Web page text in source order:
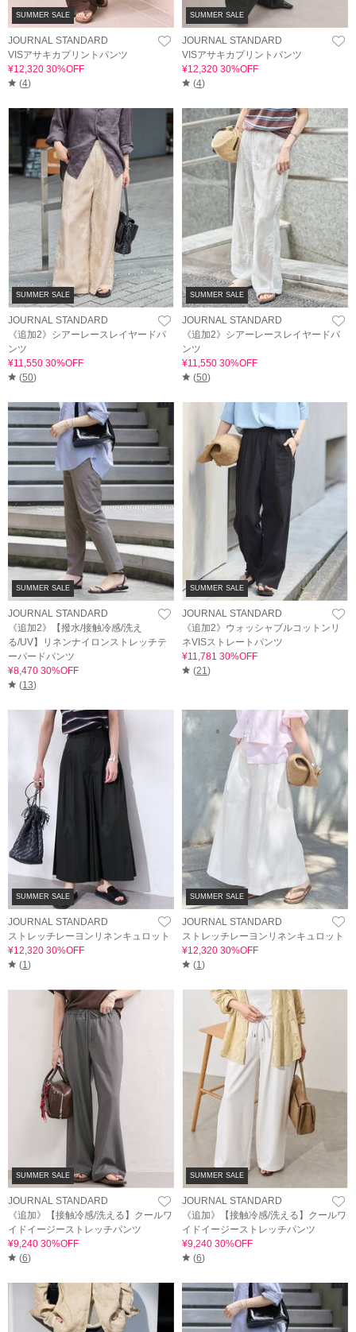
SUMMER SALE
JOURNAL STANDARD
VISアサキカプリントパンツ
¥12,320 30%OFF
(4)
SUMMER SALE
JOURNAL STANDARD
VISアサキカプリントパンツ
¥12,320 30%OFF
(4)
SUMMER SALE
JOURNAL STANDARD
《追加2》シアーレースレイヤードパ
ンツ
¥11,550 30%OFF
(50)
SUMMER SALE
JOURNAL STANDARD
《追加2》シアーレースレイヤードパ
ンツ
¥11,550 30%OFF
(50)
SUMMER SALE
JOURNAL STANDARD
《追加2》【撥水/接触冷感/洗え
る/UV】リネンナイロンストレッチテ
ーパードパンツ
¥8,470 30%OFF
(13)
SUMMER SALE
JOURNAL STANDARD
《追加2》ウォッシャブルコットンリ
ネVISストレートパンツ
¥11,781 30%OFF
(21)
SUMMER SALE
JOURNAL STANDARD
ストレッチレーヨンリネンキュロット
¥12,320 30%OFF
(1 )
SUMMER SALE
JOURNAL STANDARD
ストレッチレーヨンリネンキュロット
¥12,320 30%OFF
(1 )
SUMMER SALE
JOURNAL STANDARD
《追加》【接触冷感/洗える】クールワ
イドイージーストレッチパンツ
¥9,240 30%OFF
(6)
SUMMER SALE
JOURNAL STANDARD
《追加》【接触冷感/洗える】クールワ
イドイージーストレッチパンツ
¥9,240 30%OFF
(6)